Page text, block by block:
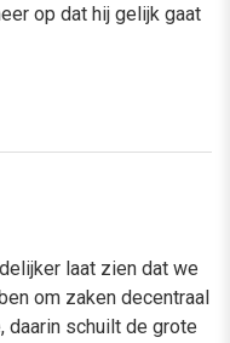
op dat hij gelijk gaat
laat zien dat we
om zaken decentraal
daarin schuilt de grote